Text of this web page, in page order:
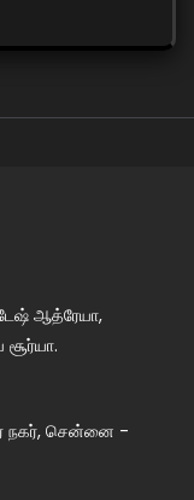
ஆத்ரேயா,
நகர், சென்னை -